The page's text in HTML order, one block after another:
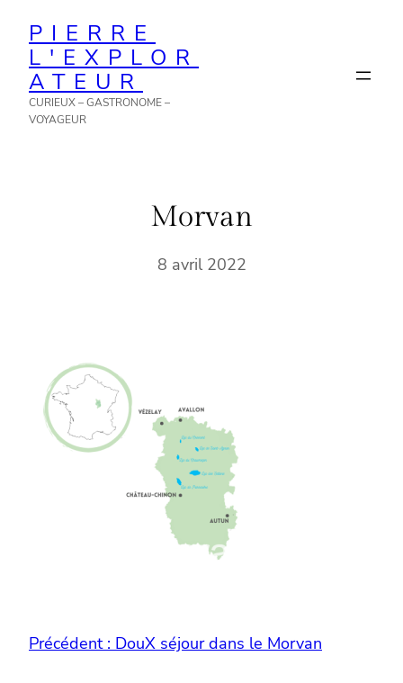
contenu
PIERRE
L'EXPLOR
ATEUR
CURIEUX – GASTRONOME –
VOYAGEUR
Morvan
8 avril 2022
Précédent : DouX séjour dans le Morvan